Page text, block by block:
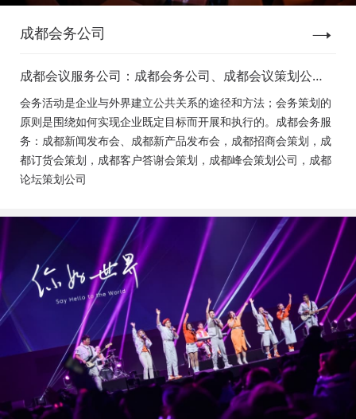
成都会务公司
成都会议服务公司：成都会务公司、成都会议策划公
司、成都新闻发布会策划、成都新产品发布会策划、成
都经销商会议策划、成都招商会策划、成都订货会策
划、成都颁奖会策划、成都客户答谢会策划、成都高峰
论坛策划公司、成都年会策划、成都会议活动策划
会务活动是企业与外界建立公共关系的途径和方法；会务策划的
原则是围绕如何实现企业既定目标而开展和执行的。成都会务服
务：成都新闻发布会、成都新产品发布会，成都招商会策划，成
都订货会策划，成都客户答谢会策划，成都峰会策划公司，成都
论坛策划公司